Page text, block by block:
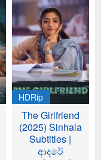
HDRip
The Girlfriend
(2025) Sinhala
Subtitles |
ආදරේ